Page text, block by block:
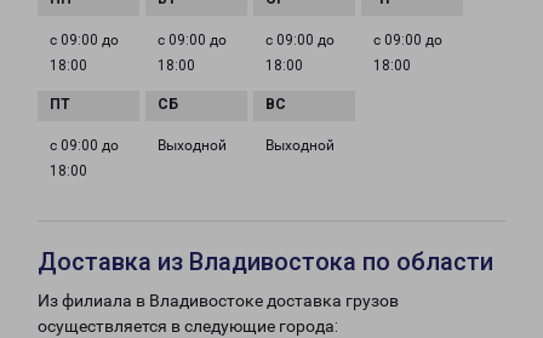
с 09:00 до
18:00
с 09:00 до
18:00
с 09:00 до
18:00
с 09:00 до
18:00
с 09:00 до
18:00
Выходной Выходной
Доставка из Владивостока по области
Из филиала в Владивостоке доставка грузов
осуществляется в следующие города: